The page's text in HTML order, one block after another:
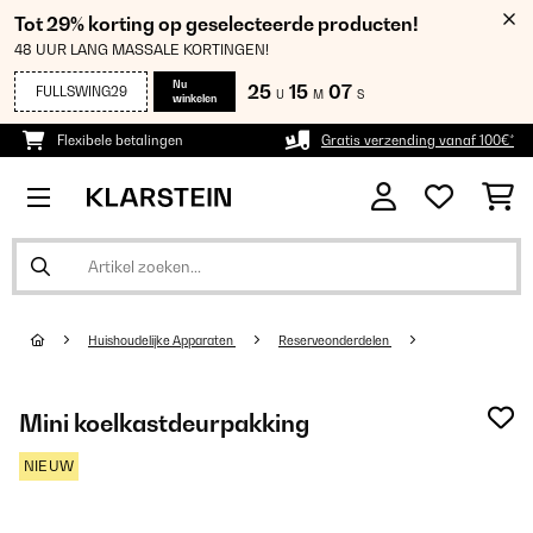
Tot 29% korting op geselecteerde producten!
48 UUR LANG MASSALE KORTINGEN!
FULLSWING29
Nu
winkelen
25 U 15 M 05 S
Flexibele betalingen Gratis verzending vanaf 100€*
Huishoudelijke Apparaten Reserveonderdelen
Mini koelkastdeurpakking
NIEUW